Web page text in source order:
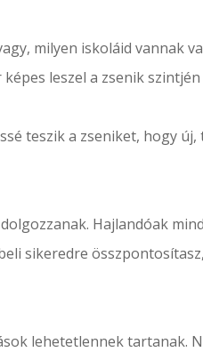
milyen iskoláid vannak
leszel a zsenik
teszik a zseniket, hogy
Hajlandóak
sikeredre
lehetetlennek tartanak.